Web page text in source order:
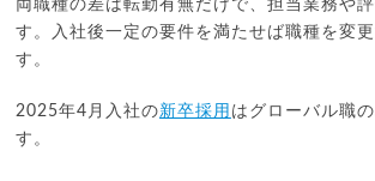
両職種の差は転勤有無だけで、担当業務や
す。入社後一定の要件を満たせば職種を変
す。
2025年4月入社の新卒採用 はグローバル職
す。